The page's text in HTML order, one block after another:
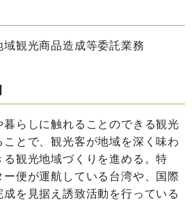
観光商品造成等委託業務
らしに触れることのできる観光
とで、観光客が地域を深く味わ
観光地域づくりを進める。特
便が運航している台湾や、国際
を見据え誘致活動を行っている